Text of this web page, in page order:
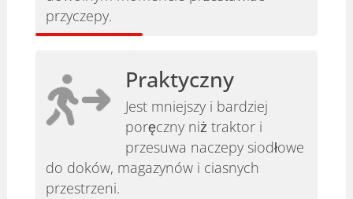
przyczepy.
Praktyczny
Jest mniejszy i bardziej
poręczny niż traktor i
przesuwa naczepy siodłowe
do doków, magazynów i ciasnych
przestrzeni.